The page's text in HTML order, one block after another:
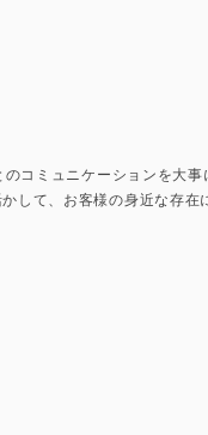
コミュニケーションを大事
して、お客様の身近な存在